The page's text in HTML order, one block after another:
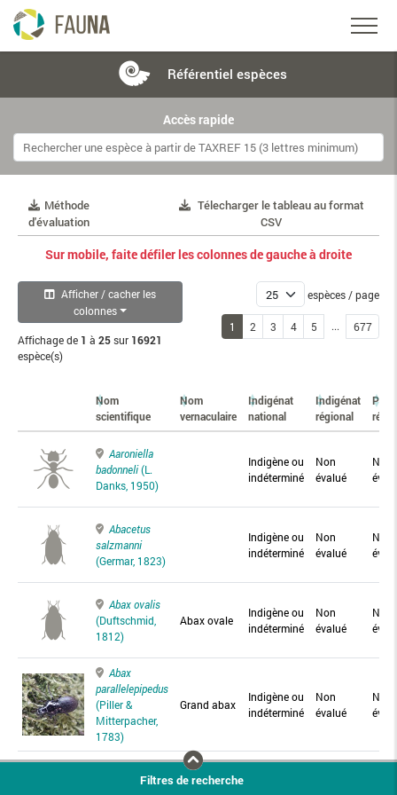
Référentiel espèces
Accès rapide
Méthode
d'évaluation
Télecharger le tableau au format
CSV
Sur mobile, faite défiler les colonnes de gauche à droite
Afficher / cacher les
colonnes
Affichage de 1 à 25sur 16921
espèce(s)
espèces / page
1 2 3 4 5 ... 677
Nom
scientifique
Nom
vernaculaire
Indigénat
national
Indigénat
régional
Aaroniella
badonneli(L.
Danks, 1950)
Indigène ou
indéterminé
Non
évalué
Non
Abacetus
salzmanni
(Germar, 1823)
Indigène ou
indéterminé
Non
évalué
Non
Abax ovalis
(Duftschmid,
1812)
Abax ovale
Indigène ou
indéterminé
Non
évalué
Non
Abax
parallelepipedus
(Piller &
Mitterpacher,
1783)
Grand abax
Indigène ou
indéterminé
Non
évalué
Non
Abax
Abax
Filtres de recherche